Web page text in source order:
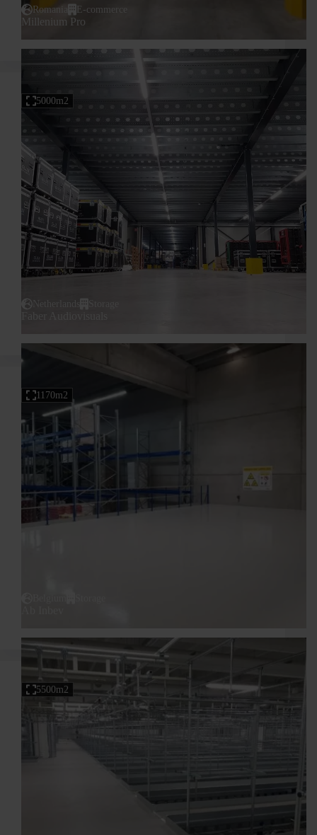
Romania E-commerce
Millenium Pro
5000m2
Netherlands
1170m2
5500m2